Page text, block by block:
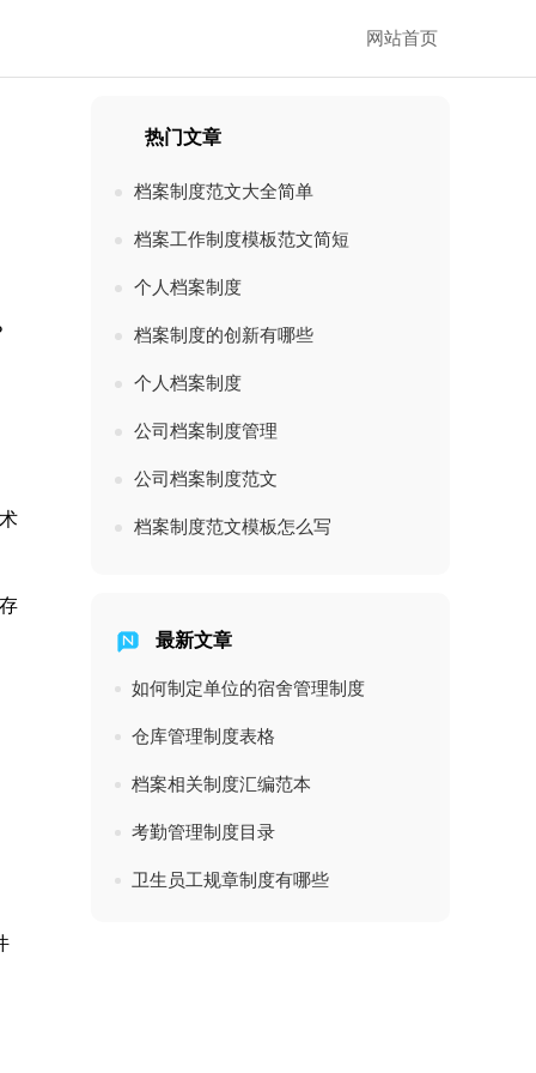
网站首页
热门文章
档案制度范文大全简单
档案工作制度模板范文简短
个人档案制度
档案制度的创新有哪些
个人档案制度
公司档案制度管理
公司档案制度范文
档案制度范文模板怎么写
最新文章
如何制定单位的宿舍管理制度
仓库管理制度表格
档案相关制度汇编范本
考勤管理制度目录
卫生员工规章制度有哪些